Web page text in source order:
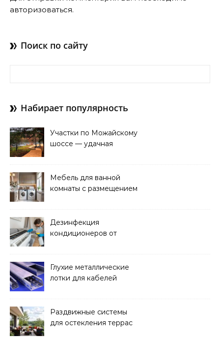
авторизоваться.
Поиск по сайту
Набирает популярность
Участки по Можайскому
шоссе — удачная
Мебель для ванной
комнаты с размещением
Дезинфекция
кондиционеров от
Глухие металлические
лотки для кабелей
Раздвижные системы
для остекления террас